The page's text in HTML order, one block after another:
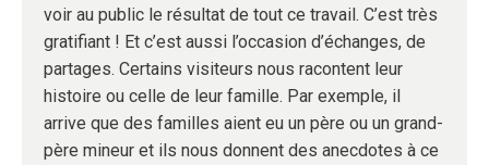
voir au public le résultat de tout ce travail. C’est très
gratifiant ! Et c’est aussi l’occasion d’échanges, de
partages. Certains visiteurs nous racontent leur
histoire ou celle de leur famille. Par exemple, il
arrive que des familles aient eu un père ou un grand-
père mineur et ils nous donnent des anecdotes à ce